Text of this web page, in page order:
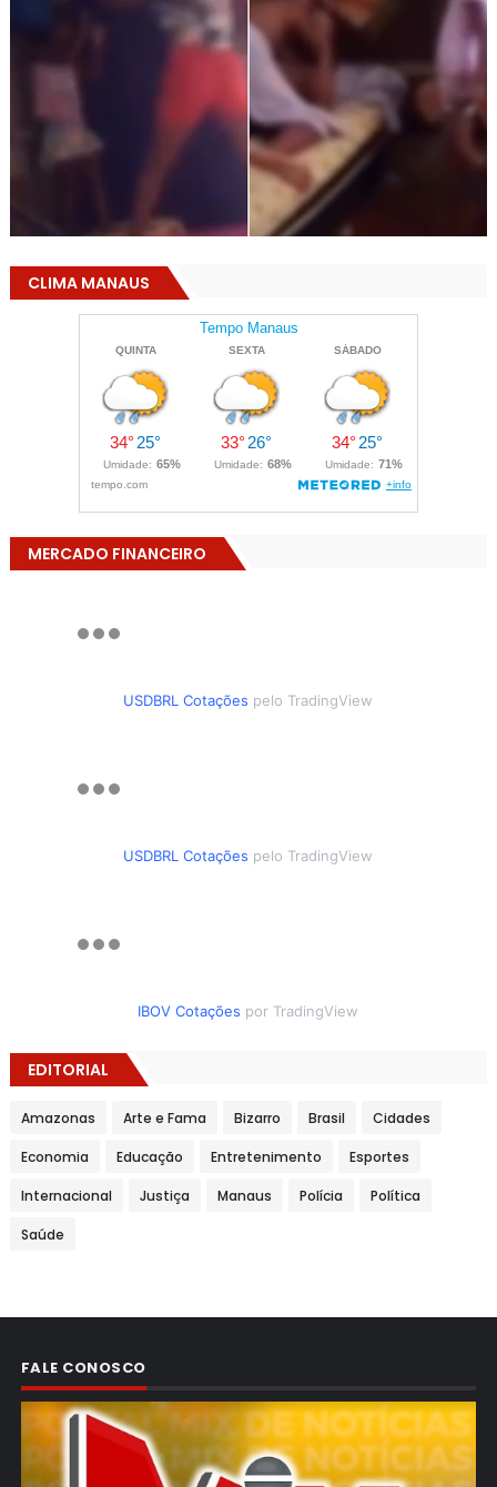
CLIMA MANAUS
MERCADO FINANCEIRO
USDBRL Cotações pelo TradingView
USDBRL Cotações pelo TradingView
IBOV Cotações por TradingView
EDITORIAL
Amazonas Arte e Fama Bizarro Brasil Cidades
Economia Educação Entretenimento Esportes
Internacional Justiça Manaus Polícia Política
Saúde
FALE CONOSCO